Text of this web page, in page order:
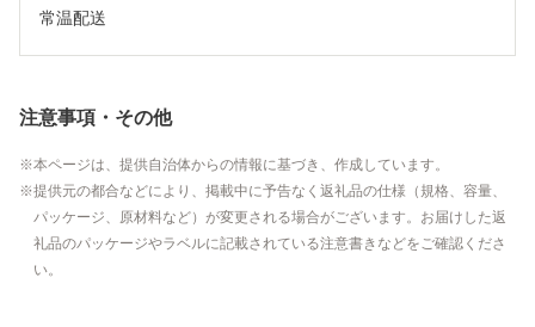
常温配送
注意事項・その他
本ページは、提供自治体からの情報に基づき、作成しています。
提供元の都合などにより、掲載中に予告なく返礼品の仕様（規格、容量、
パッケージ、原材料など）が変更される場合がございます。お届けした返
礼品のパッケージやラベルに記載されている注意書きなどをご確認くださ
い。